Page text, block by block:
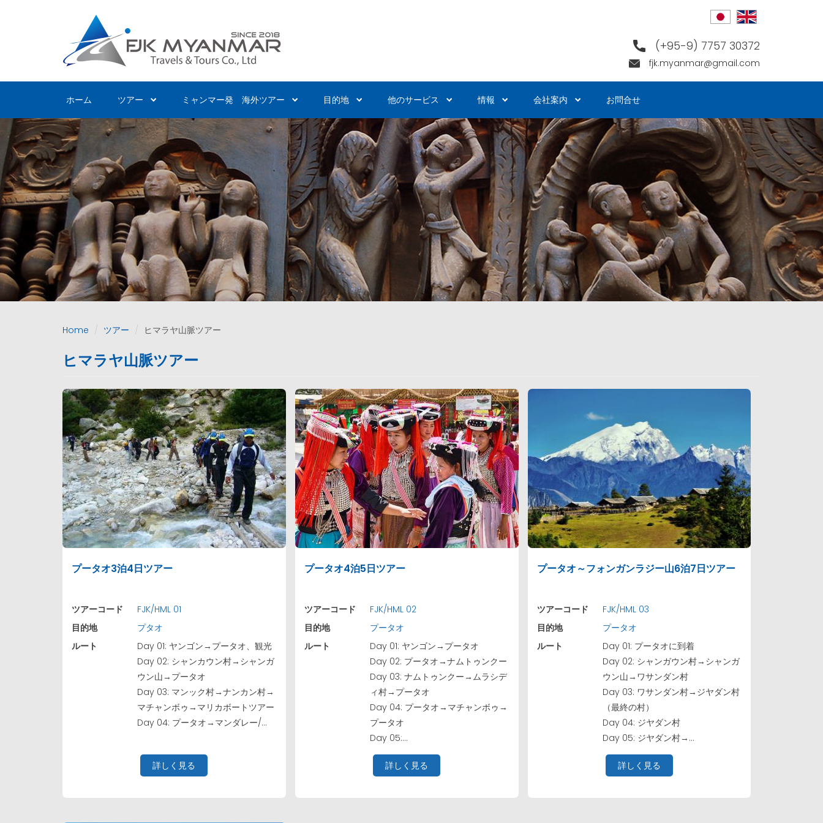
(+95-9) 7757 30372
fjk.myanmar@gmail.com
ホーム ツアー ミャンマー発 海外ツアー 目的地 他のサービス 情報 会社案内 お問合せ
Home ツアー ヒマラヤ山脈ツアー
ヒマラヤ山脈ツアー
プータオ3泊4日ツアー
ツアーコード
FJK/HML 01
目的地
プタオ
ルート
Day 01: ヤンゴン→プータオ、観光
Day 02: シャンカウン村→シャンガ
ウン山→プータオ
Day 03: マンック村→ナンカン村→
マチャンボゥ→マリカボートツアー
Day 04: プータオ→マンダレー/...
詳しく見る
プータオ4泊5日ツアー
ツアーコード
FJK/HML 02
目的地
プータオ
ルート
Day 01: ヤンゴン→プータオ
Day 02: プータオ→ナムトゥンクー
Day 03: ナムトゥンクー→ムラシデ
ィ村→プータオ
Day 04: プータオ→マチャンボゥ→
プータオ
Day 05:...
詳しく見る
プータオ～フォンガンラジー山6泊7日ツアー
ツアーコード
FJK/HML 03
目的地
プータオ
ルート
Day 01: プータオに到着
Day 02: シャンガウン村→シャンガ
ウン山→ワサンダン村
Day 03: ワサンダン村→ジヤダン村
（最終の村）
Day 04: ジヤダン村
Day 05: ジヤダン村→...
詳しく見る